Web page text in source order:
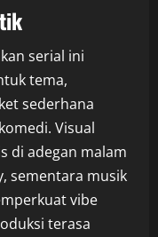
serial ini
tema,
sederhana
Visual
di adegan malam
sementara musik
vibe
terasa